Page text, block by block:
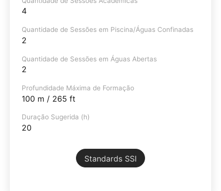
4
Quantidade de Sessões em Piscina/Águas Confinadas
2
Quantidade de Sessões em Águas Abertas
2
Profundidade Máxima de Formação
100 m / 265 ft
Duração Sugerida (h)
20
Standards SSI